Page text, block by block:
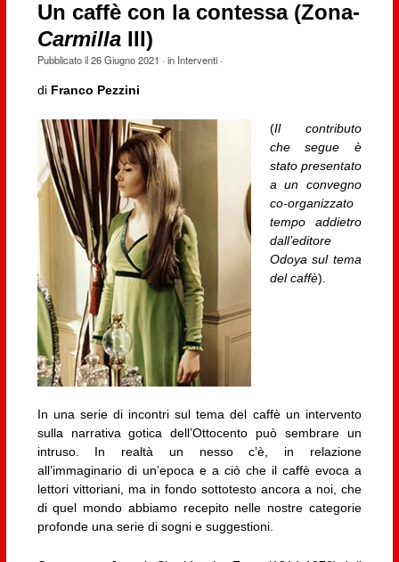
Un caffè con la contessa (Zona-
CarmillaIII)
Pubblicato il26 Giugno 2021 · in Interventi·
di Franco Pezzini
(Il contributo
che segue è
stato presentato
a un convegno
co-organizzato
tempo addietro
dall’editore
Odoya sul tema
del caffè).
In una serie di incontri sul tema del caffè un intervento
sulla narrativa gotica dell’Ottocento può sembrare un
intruso. In realtà un nesso c’è, in relazione
all’immaginario di un’epoca e a ciò che il caffè evoca a
lettori vittoriani, ma in fondo sottotesto ancora a noi, che
di quel mondo abbiamo recepito nelle nostre categorie
profonde una serie di sogni e suggestioni.